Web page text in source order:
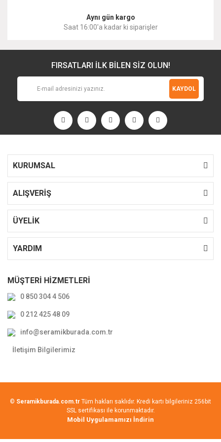
Aynı gün kargo
Saat 16:00'a kadar ki siparişler
FIRSATLARI İLK BİLEN SİZ OLUN!
KAYDOL
KURUMSAL
ALIŞVERİŞ
ÜYELİK
YARDIM
MÜŞTERİ HİZMETLERİ
0 850 304 4 506
0 212 425 48 09
info@seramikburada.com.tr
İletişim Bilgilerimiz
© Seramikburada.com.tr Tüm hakları saklıdır. Kredi kartı bilgileriniz 256bit
SSL sertifikası ile korunmaktadır.
Mobil Uygulamamızı İndirin